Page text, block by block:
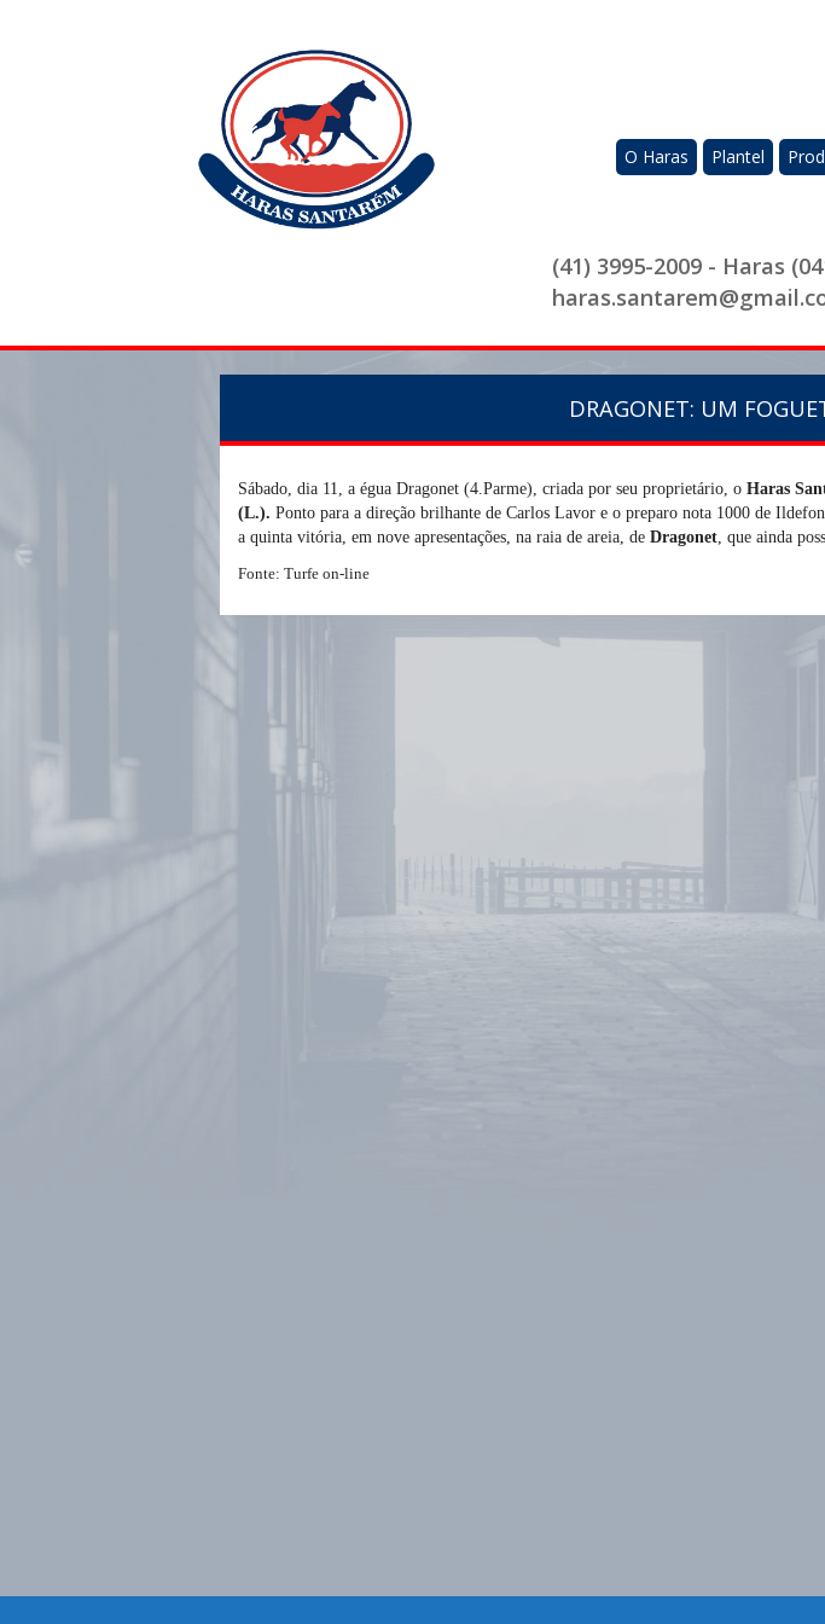
O Haras Plantel
(41) 3995-2009 - Haras
DRAGONET: UM
Sábado, dia 11, a égua Dragonet (4.Parme), criada por seu proprietário, o Haras
(L.). Ponto para a direção brilhante de Carlos Lavor e o preparo nota 1000 de
a quinta vitória, em nove apresentações, na raia de areia, de Dragonet, que ainda
Fonte: Turfe on-line